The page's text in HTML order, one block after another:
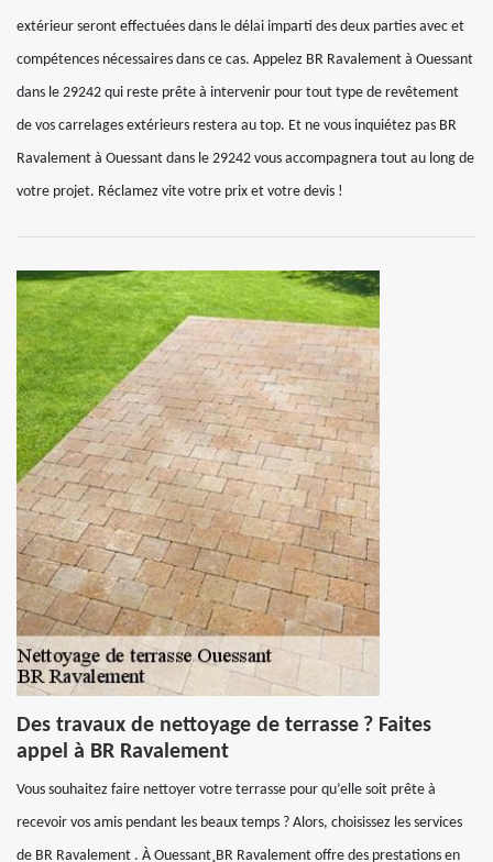
extérieur seront effectuées dans le délai imparti des deux parties avec et
compétences nécessaires dans ce cas. Appelez BR Ravalement à Ouessant
dans le 29242 qui reste prête à intervenir pour tout type de revêtement
de vos carrelages extérieurs restera au top. Et ne vous inquiétez pas BR
Ravalement à Ouessant dans le 29242 vous accompagnera tout au long de
votre projet. Réclamez vite votre prix et votre devis !
Des travaux de nettoyage de terrasse ? Faites
appel à BR Ravalement
Vous souhaitez faire nettoyer votre terrasse pour qu’elle soit prête à
recevoir vos amis pendant les beaux temps ? Alors, choisissez les services
de BR Ravalement . À Ouessant¸BR Ravalement offre des prestations en